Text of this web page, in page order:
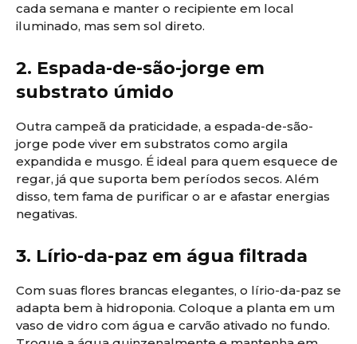
cada semana e manter o recipiente em local
iluminado, mas sem sol direto.
2. Espada-de-são-jorge em
substrato úmido
Outra campeã da praticidade, a espada-de-são-
jorge pode viver em substratos como argila
expandida e musgo. É ideal para quem esquece de
regar, já que suporta bem períodos secos. Além
disso, tem fama de purificar o ar e afastar energias
negativas.
3. Lírio-da-paz em água filtrada
Com suas flores brancas elegantes, o lírio-da-paz se
adapta bem à hidroponia. Coloque a planta em um
vaso de vidro com água e carvão ativado no fundo.